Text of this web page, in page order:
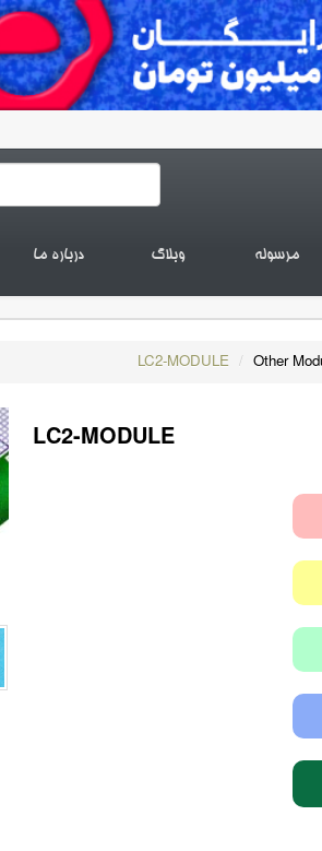
مرسوله وبلاگ درباره ما
Other
/
LC2-MODULE
LC2-MODULE